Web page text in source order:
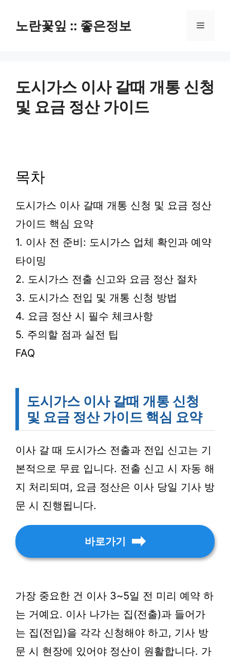
노란꽃잎 :: 좋은정보 메
도시가스 이사 갈때 개통 신청
및 요금 정산 가이드
목차
도시가스 이사 갈때 개통 신청 및 요금 정산
가이드 핵심 요약
1. 이사 전 준비: 도시가스 업체 확인과 예약
타이밍
2. 도시가스 전출 신고와 요금 정산 절차
3. 도시가스 전입 및 개통 신청 방법
4. 요금 정산 시 필수 체크사항
5. 주의할 점과 실전 팁
FAQ
도시가스 이사 갈때 개통 신청
및 요금 정산 가이드 핵심 요약
이사 갈 때 도시가스 전출과 전입 신고는 기
본적으로 무료 입니다. 전출 신고 시 자동 해
지 처리되며, 요금 정산은 이사 당일 기사 방
문 시 진행됩니다.
바로가기
가장 중요한 건 이사 3~5일 전 미리 예약 하
는 거예요. 이사 나가는 집(전출)과 들어가
는 집(전입)을 각각 신청해야 하고, 기사 방
문 시 현장에 있어야 정산이 원활합니다. 가